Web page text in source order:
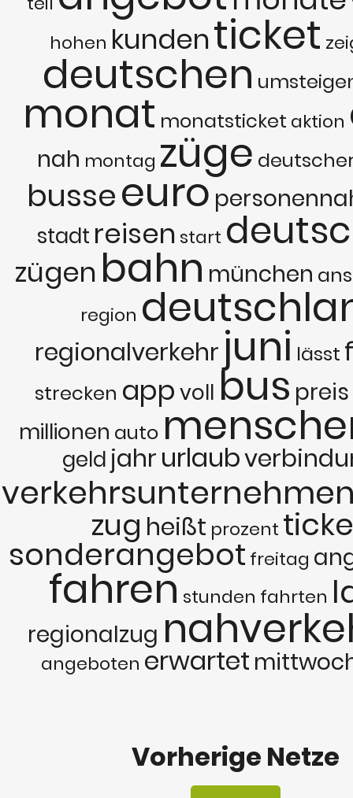
hohen kundenticket
deutschen
monat monatsticket aktion
nah montag züge
busseeuro
stadt reisen start
zügen bahn münchen
region
regionalverkehr juni lässt
strecken appvoll bus preis
millionen auto
geld jahrurlaub
zug heißt prozent
sonderangebot freitag
fahren stunden fahrten
regionalzug
angeboten erwartet
Vorherige Netze